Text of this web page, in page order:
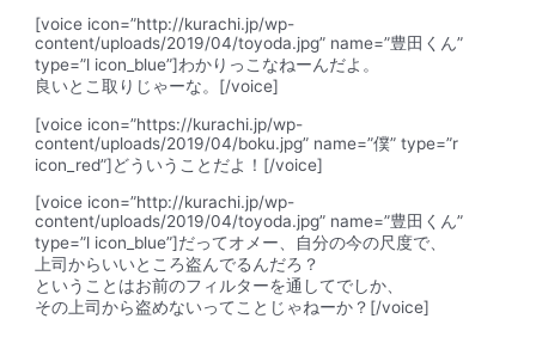
[voice icon=”http://kurachi.jp/wp-
content/uploads/2019/04/toyoda.jpg” name=”豊田くん”
type=”l icon_blue”]わかりっこなねーんだよ。
良いとこ取りじゃーな。 [/voice]
[voice icon=”https://kurachi.jp/wp-
content/uploads/2019/04/boku.jpg” name=”僕” type=”r
icon_red”]どういうことだよ！[/voice]
[voice icon=”http://kurachi.jp/wp-
content/uploads/2019/04/toyoda.jpg” name=”豊田くん”
type=”l icon_blue”]だってオメー、自分の今の尺度で、
上司からいいところ盗んでるんだろ？
ということはお前のフィルターを通してでしか、
その上司から盗めないってこと じゃねーか？[/voice]